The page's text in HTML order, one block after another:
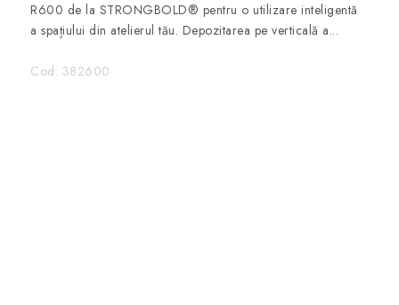
R600 de la STRONGBOLD® pentru o utilizare inteligentă
a spațiului din atelierul tău. Depozitarea pe verticală a...
Cod: 382600